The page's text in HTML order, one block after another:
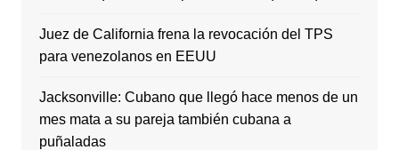
Juez de California frena la revocación del TPS
para venezolanos en EEUU
Jacksonville: Cubano que llegó hace menos de un
mes mata a su pareja también cubana a
puñaladas